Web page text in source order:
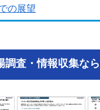
の展望
調査・情報収集な